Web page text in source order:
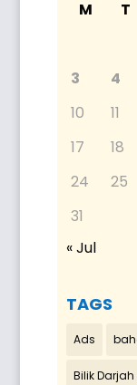
M T
3
4
10
11
17
18
24
25
31
« Jul
TAGS
Ads
Bilik